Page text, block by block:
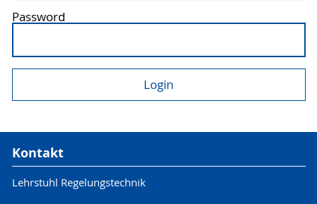
Password
Kontakt
Lehrstuhl Regelungstechnik